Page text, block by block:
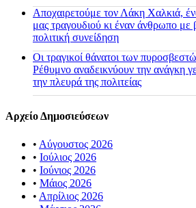
Αποχαιρετούμε τον Λάκη Χαλκιά,
μας τραγουδιού κι έναν άνθρωπο με
πολιτική συνείδηση
Οι τραγικοί θάνατοι των
Ρέθυμνο αναδεικνύουν την ανάγκη
την πλευρά της πολιτείας
Αρχείο Δημοσιεύσεων
• Αύγουστος 2026
• Ιούλιος 2026
• Ιούνιος 2026
• Μάιος 2026
• Απρίλιος 2026